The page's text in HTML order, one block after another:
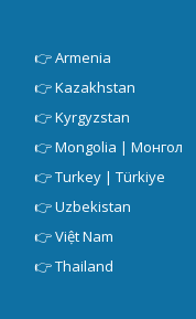
👉Armenia
👉Kazakhstan
👉Kyrgyzstan
👉Mongolia | Монгол
👉Turkey | Türkiye
👉Uzbekistan
👉Việt Nam
👉Thailand